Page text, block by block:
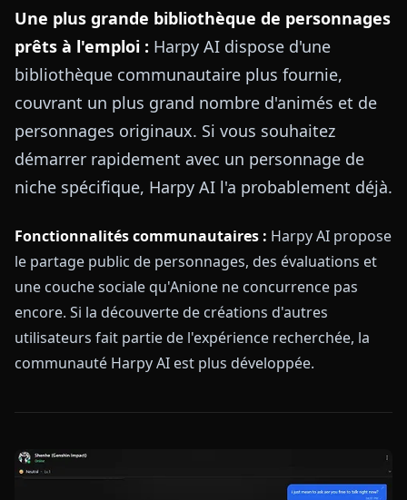
Une plus grande bibliothèque de personnages
prêts à l'emploi : Harpy AI dispose d'une
bibliothèque communautaire plus fournie,
couvrant un plus grand nombre d'animés et de
personnages originaux. Si vous souhaitez
démarrer rapidement avec un personnage de
niche spécifique, Harpy AI l'a probablement déjà.
Fonctionnalités communautaires : Harpy AI propose
le partage public de personnages, des évaluations et
une couche sociale qu'Anione ne concurrence pas
encore. Si la découverte de créations d'autres
utilisateurs fait partie de l'expérience recherchée, la
communauté Harpy AI est plus développée.